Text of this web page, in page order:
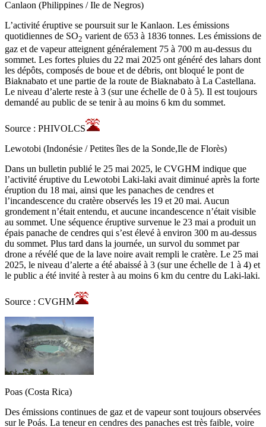
Canlaon (Philippines / Ile de Negros)
L’activité éruptive se poursuit sur le Kanlaon. Les émissions
quotidiennes de SO2 varient de 653 à 1836 tonnes. Les émissions de
gaz et de vapeur atteignent généralement 75 à 700 m au-dessus du
sommet. Les fortes pluies du 22 mai 2025 ont généré des lahars dont
les dépôts, composés de boue et de débris, ont bloqué le pont de
Biaknabato et une partie de la route de Biaknabato à La Castellana.
Le niveau d’alerte reste à 3 (sur une échelle de 0 à 5). Il est toujours
demandé au public de se tenir à au moins 6 km du sommet.
Source : PHIVOLCS
Lewotobi (Indonésie / Petites îles de la Sonde,Ile de Florès)
Dans un bulletin publié le 25 mai 2025, le CVGHM indique que
l’activité éruptive du Lewotobi Laki-laki avait diminué après la forte
éruption du 18 mai, ainsi que les panaches de cendres et
l’incandescence du cratère observés les 19 et 20 mai. Aucun
grondement n’était entendu, et aucune incandescence n’était visible
au sommet. Une séquence éruptive survenue le 23 mai a produit un
épais panache de cendres qui s’est élevé à environ 300 m au-dessus
du sommet. Plus tard dans la journée, un survol du sommet par
drone a révélé que de la lave noire avait rempli le cratère. Le 25 mai
2025, le niveau d’alerte a été abaissé à 3 (sur une échelle de 1 à 4) et
le public a été invité à rester à au moins 6 km du centre du Laki-laki.
Source : CVGHM
Poas (Costa Rica)
Des émissions continues de gaz et de vapeur sont toujours observées
sur le Poás. La teneur en cendres des panaches est très faible, voire